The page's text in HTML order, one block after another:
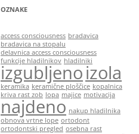
OZNAKE
access consciousness bradavica
bradavica na stopalu
delavnica access consciousness
funkcije hladilnikov hladilniki
izgubljenoizola
keramika keramične ploščice kopalnica
kriva rast zob lopa majice motivacija
najdeno nakup hladilnika
obnova vrtne lope ortodont
ortodontski pregled osebna rast